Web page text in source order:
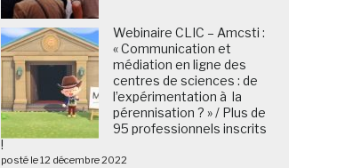
Webinaire CLIC – Amcsti :
« Communication et
médiation en ligne des
centres de sciences : de
l’expérimentation à la
pérennisation ? » / Plus de
95 professionnels inscrits
!
posté le 12 décembre 2022